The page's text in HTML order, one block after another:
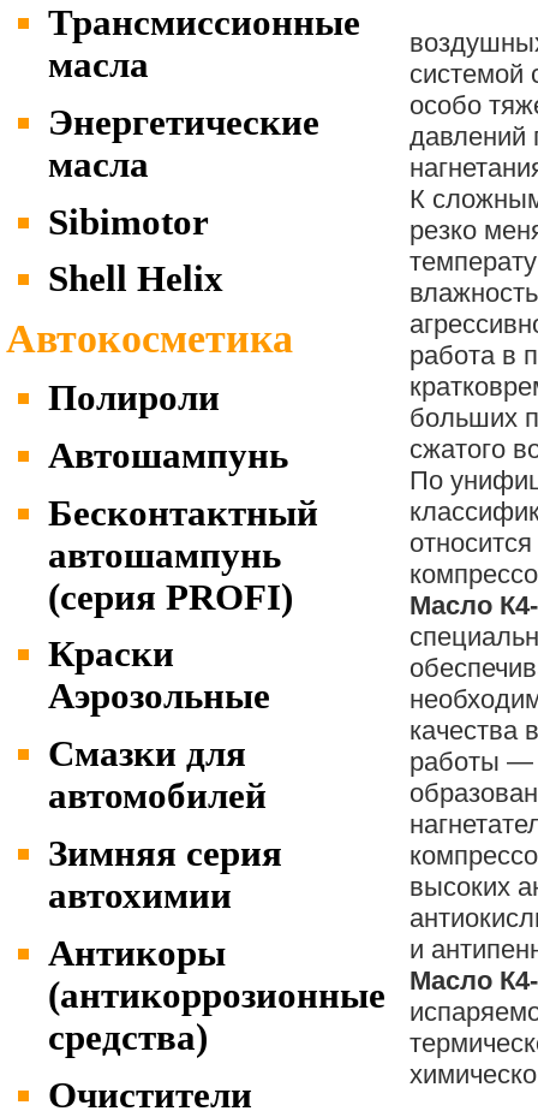
Трансмиссионные
масла
Энергетические
масла
Sibimotor
Shell Helix
Автокосметика
Полироли
Автошампунь
Бесконтактный
автошампунь
(серия PROFI)
Краски
Аэрозольные
Cмазки для
автомобилей
Зимняя серия
автохимии
Антикоры
(антикоррозионные
средства)
Очистители
системой
особо
давлений
К
резко
работа в
больших
сжатого
По
Масло
качества
работы —
высоких
и
Масло